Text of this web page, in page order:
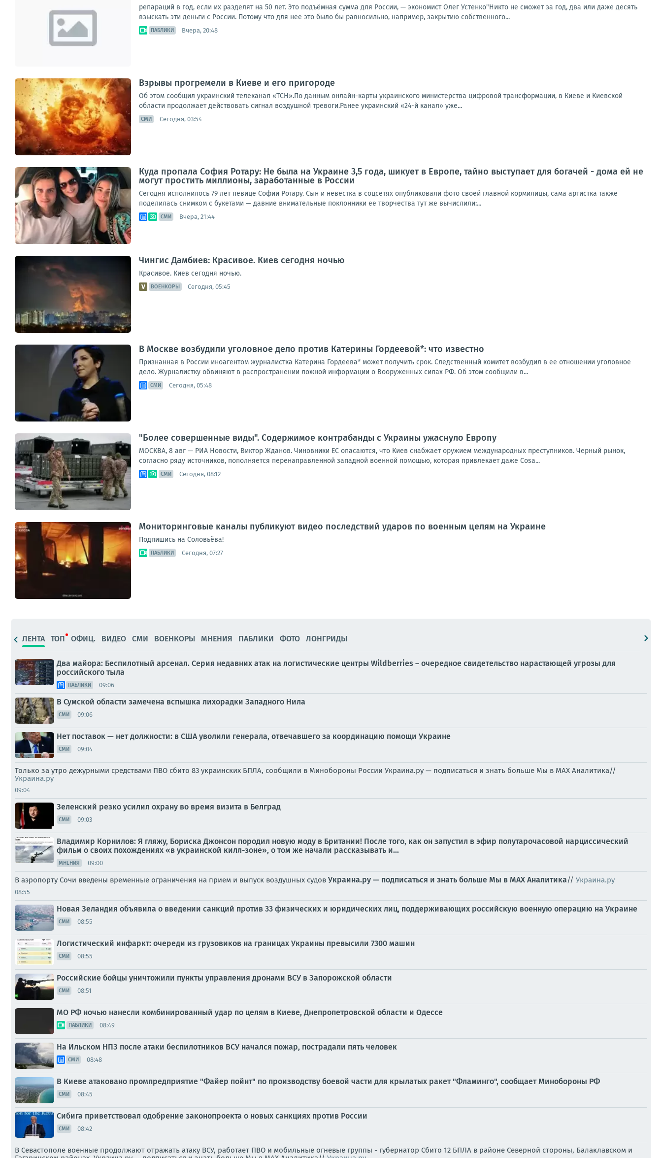
репараций в год, если их разделят на 50 лет. Это подъёмная сумма для России, — экономист Олег Устенко"Никто не сможет за год, два или даже десять
взыскать эти деньги с России. Потому что для нее это было бы равносильно, например, закрытию собственного...
ПАБЛИКИ Вчера, 20:48
Взрывы прогремели в Киеве и его пригороде
Об этом сообщил украинский телеканал «ТСН».По данным онлайн-карты украинского министерства цифровой трансформации, в Киеве и Киевской
области продолжает действовать сигнал воздушной тревоги.Ранее украинский «24-й канал» уже...
СМИ Сегодня, 03:54
Куда пропала София Ротару: Не была на Украине 3,5 года, шикует в Европе, тайно выступает для богачей - дома ей не
могут простить миллионы, заработанные в России
Сегодня исполнилось 79 лет певице Софии Ротару. Сын и невестка в соцсетях опубликовали фото своей главной кормилицы, сама артистка также
поделилась снимком с букетами — давние внимательные поклонники ее творчества тут же вычислили:...
СМИ Вчера, 21:44
Чингис Дамбиев: Красивое. Киев сегодня ночью
Красивое. Киев сегодня ночью.
ВОЕНКОРЫ Сегодня, 05:45
В Москве возбудили уголовное дело против Катерины Гордеевой*: что известно
Признанная в России иноагентом журналистка Катерина Гордеева* может получить срок. Следственный комитет возбудил в ее отношении уголовное
дело. Журналистку обвиняют в распространении ложной информации о Вооруженных силах РФ. Об этом сообщили в...
СМИ Сегодня, 05:48
"Более совершенные виды". Содержимое контрабанды с Украины ужаснуло Европу
МОСКВА, 8 авг — РИА Новости, Виктор Жданов. Чиновники ЕС опасаются, что Киев снабжает оружием международных преступников. Черный рынок,
согласно ряду источников, пополняется перенаправленной западной военной помощью, которая привлекает даже Cosa...
СМИ Сегодня, 08:12
Мониторинговые каналы публикуют видео последствий ударов по военным целям на Украине
Подпишись на Соловьёва!
ПАБЛИКИ Сегодня, 07:27
ЛЕНТА ТОП ОФИЦ. ВИДЕО СМИ ВОЕНКОРЫ МНЕНИЯ ПАБЛИКИ ФОТО ЛОНГРИДЫ
Два майора: Беспилотный арсенал. Серия недавних атак на логистические центры Wildberries – очередное свидетельство нарастающей угрозы для
российского тыла
ПАБЛИКИ 09:06
В Сумской области замечена вспышка лихорадки Западного Нила
СМИ 09:06
Нет поставок — нет должности: в США уволили генерала, отвечавшего за координацию помощи Украине
СМИ 09:04
Только за утро дежурными средствами ПВО сбито 83 украинских БПЛА, сообщили в Минобороны России Украина.ру — подписаться и знать больше Мы в MAX Аналитика//
Украина.ру
09:04
Зеленский резко усилил охрану во время визита в Белград
СМИ 09:03
Владимир Корнилов: Я гляжу, Бориска Джонсон породил новую моду в Британии! После того, как он запустил в эфир полутарочасовой нарциссический
фильм о своих похождениях «в украинской килл-зоне», о том же начали рассказывать и...
МНЕНИЯ 09:00
В аэропорту Сочи введены временные ограничения на прием и выпуск воздушных судов Украина.ру — подписаться и знать больше Мы в MAX Аналитика// Украина.ру
08:55
Новая Зеландия объявила о введении санкций против 33 физических и юридических лиц, поддерживающих российскую военную операцию на Украине
СМИ 08:55
Логистический инфаркт: очереди из грузовиков на границах Украины превысили 7300 машин
СМИ 08:55
Российские бойцы уничтожили пункты управления дронами ВСУ в Запорожской области
СМИ 08:51
МО РФ ночью нанесли комбинированный удар по целям в Киеве, Днепропетровской области и Одессе
ПАБЛИКИ 08:49
На Ильском НПЗ после атаки беспилотников ВСУ начался пожар, пострадали пять человек
СМИ 08:48
В Киеве атаковано промпредприятие "Файер пойнт" по производству боевой части для крылатых ракет "Фламинго", сообщает Минобороны РФ
СМИ 08:45
Сибига приветствовал одобрение законопроекта о новых санкциях против России
СМИ 08:42
В Севастополе военные продолжают отражать атаку ВСУ, работает ПВО и мобильные огневые группы - губернатор Сбито 12 БПЛА в районе Северной стороны, Балаклавском и